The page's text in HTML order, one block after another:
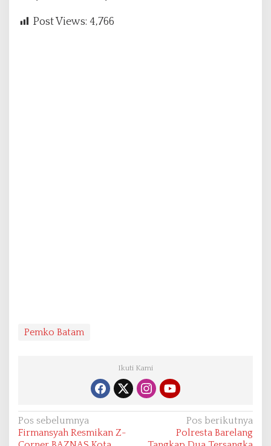
Post Views: 4,766
Pemko Batam
Ikuti Kami
N
a
Pos sebelumnya
Firmansyah Resmikan Z-
Pos berikutnya
Polresta Barelang